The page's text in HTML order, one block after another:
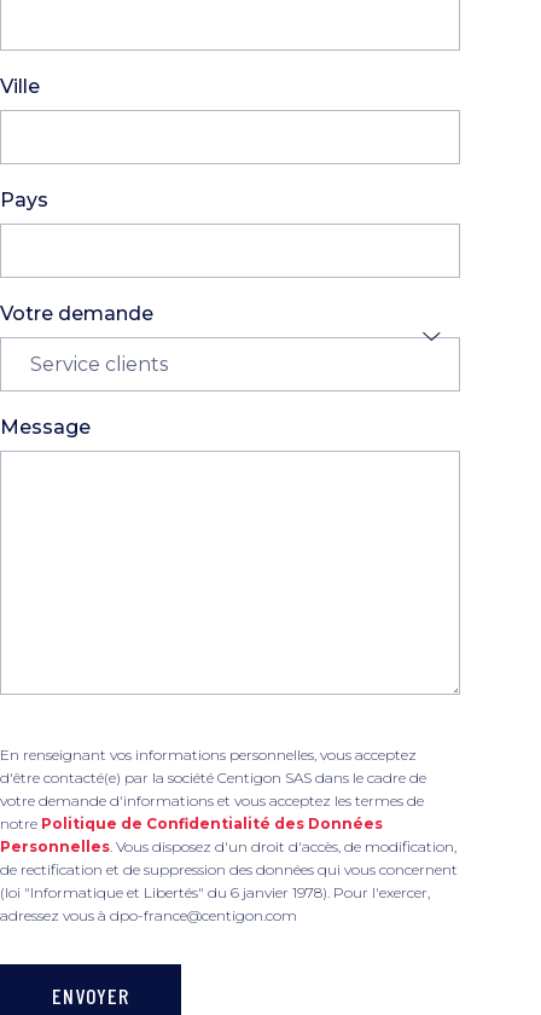
Ville
Pays
Votre demande
Message
En renseignant vos informations personnelles, vous acceptez
d'être contacté(e) par la société Centigon SAS dans le cadre de
votre demande d'informations et vous acceptez les termes de
notre Politique de Confidentialité des Données
Personnelles. Vous disposez d'un droit d'accès, de modification,
de rectification et de suppression des données qui vous concernent
(loi "Informatique et Libertés" du 6 janvier 1978). Pour l'exercer,
adressez vous à dpo-france@centigon.com
ENVOYER